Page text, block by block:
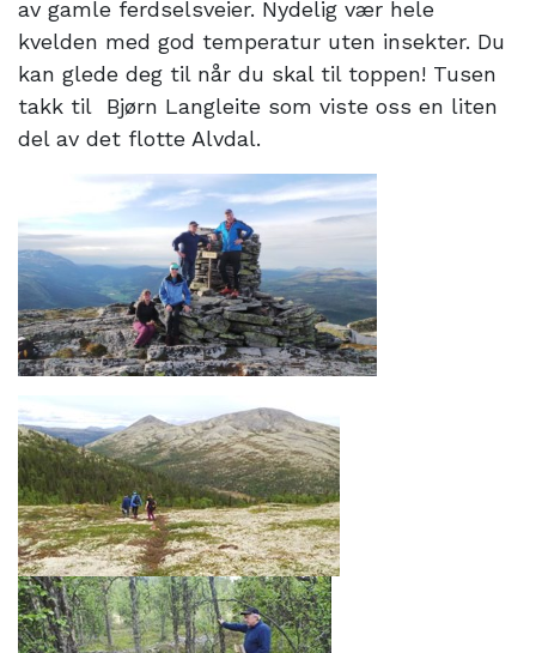
av gamle ferdselsveier. Nydelig vær hele
kvelden med god temperatur uten insekter. Du
kan glede deg til når du skal til toppen! Tusen
takk til Bjørn Langleite som viste oss en liten
del av det flotte Alvdal.